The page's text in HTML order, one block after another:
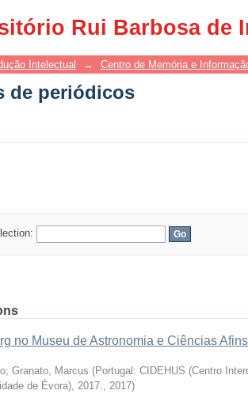
Rui Barbosa de
de periódicos
Intelectual → Centro de Memória e
de periódicos
no Museu de Astronomia e Ciências
; Granato, Marcus (Portugal: CIDEHUS (Centro
de Évora), 2017., 2017)